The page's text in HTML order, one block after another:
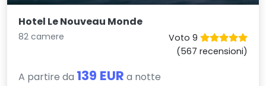
Hotel Le Nouveau Monde
82 camere
Voto 9
(567 recensioni)
A partire da 139 EUR a notte